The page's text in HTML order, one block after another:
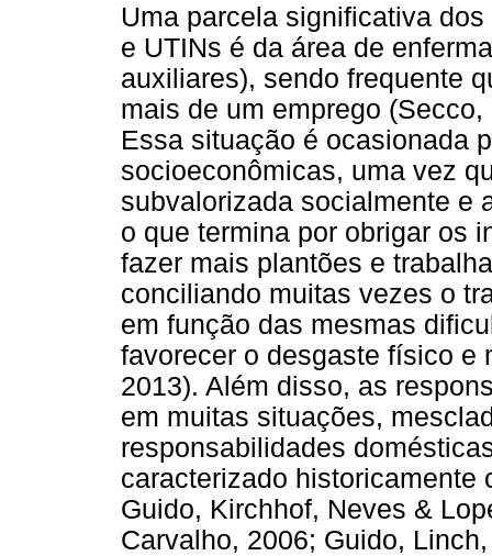
Uma parcela significativa
e UTINs é da área de
auxiliares), sendo frequente
mais de um emprego
Essa situação é ocasionada
socioeconômicas, uma vez
subvalorizada socialmente e
o que termina por obrigar os
fazer mais plantões e
conciliando muitas vezes o
em função das mesmas
favorecer o desgaste físico e
2013). Além disso, as
em muitas situações,
responsabilidades
caracterizado historicamente
Guido, Kirchhof, Neves &
Carvalho, 2006; Guido,